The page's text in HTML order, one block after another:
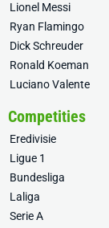
Lionel Messi
Ryan Flamingo
Dick Schreuder
Ronald Koeman
Luciano Valente
Competities
Eredivisie
Ligue 1
Bundesliga
Laliga
Serie A